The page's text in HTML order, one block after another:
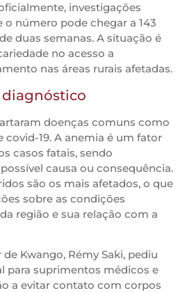
investigações
número pode chegar a 143
duas semanas. A situação é
no acesso a
nas áreas rurais afetadas.
diagnóstico
doenças comuns como
covid-19. A anemia é um fator
casos fatais, sendo
causa ou consequência.
são os mais afetados, o que
sobre as condições
região e sua relação com a
Kwango, Rémy Saki, pediu
para suprimentos médicos e
a evitar contato com corpos